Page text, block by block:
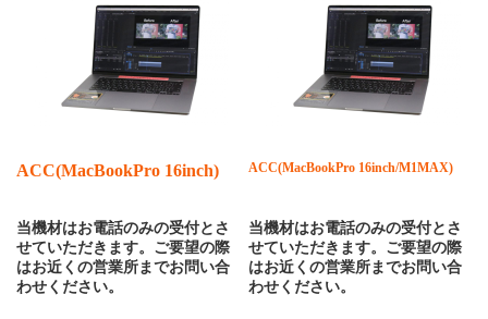
ACC(MacBookPro 16inch)
当機材はお電話のみの受付とさ
せていただきます。ご要望の際
はお近くの営業所までお問い合
わせください。
ACC(MacBookPro 16inch/M1MAX)
当機材はお電話のみの受付とさ
せていただきます。ご要望の際
はお近くの営業所までお問い合
わせください。